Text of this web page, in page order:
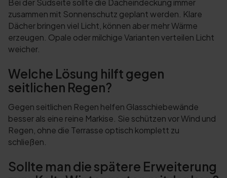
Bei der Südseite sollte die Dacheindeckung immer
zusammen mit Sonnenschutz geplant werden. Klare
Dächer bringen viel Licht, können aber mehr Wärme
erzeugen. Opale oder milchige Varianten verteilen Licht
weicher.
Welche Lösung hilft gegen
seitlichen Regen?
Gegen seitlichen Regen helfen Glasschiebewände
besser als eine reine Markise. Sie schützen vor Wind und
Regen, ohne die Terrasse optisch komplett zu
schließen.
Sollte man die spätere Erweiterung